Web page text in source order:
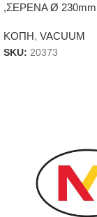
,ΣΕΡΕΝΑ Ø 230mm
ΚΟΠΗ, VACUUM
SKU: 20373